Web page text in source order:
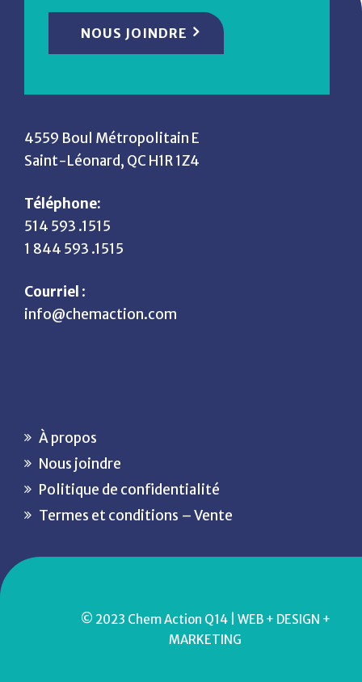
NOUS JOINDRE
4559 Boul Métropolitain E
Saint-Léonard, QC H1R 1Z4
Téléphone:
514 593 .1515
1 844 593 .1515
Courriel :
info@chemaction.com
À propos
Nous joindre
Politique de confidentialité
Termes et conditions – Vente
© 2023 Chem Action Q14 | WEB + DESIGN +
MARKETING